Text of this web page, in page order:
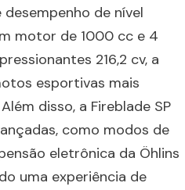
de nível
motor de 1000 cc e 4
216,2 cv, a
esportivas mais
disso, a Fireblade SP
como modos de
eletrônica da Öhlins
uma experiência de